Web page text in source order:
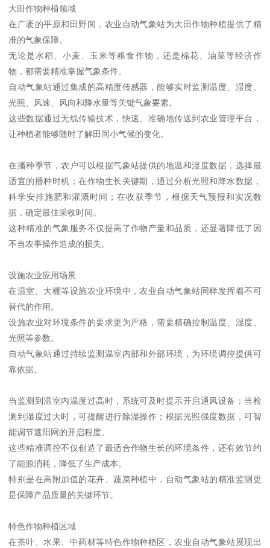
大田作物种植领域
在广袤的平原和田野间，农业自动气象站为大田作物种植提供了精
准的气象保障。
无论是水稻、小麦、玉米等粮食作物，还是棉花、油菜等经济作
物，都需要精准掌握气象条件。
自动气象站通过集成的高精度传感器，能够实时监测温度、湿度、
光照、风速、风向和降水量等关键气象要素。
这些数据通过无线传输技术，快速、准确地传送到农业管理平台，
让种植者能够随时了解田间小气候的变化。
在播种季节，农户可以根据气象站提供的地温和湿度数据，选择最
适宜的播种时机；在作物生长关键期，通过分析光照和降水数据，
科学安排施肥和灌溉时间；在收获季节，根据天气预报和实况数
据，确定最佳采收时间。
这种精准的气象服务不仅提高了作物产量和品质，还显著降低了因
不当农事操作造成的损失。
设施农业应用场景
在温室、大棚等设施农业环境中，农业自动气象站同样发挥着不可
替代的作用。
设施农业对环境条件的要求更为严格，需要精确控制温度、湿度、
光照等参数。
自动气象站通过持续监测温室内部和外部环境，为环境调控提供可
靠依据。
当监测到温室内温度过高时，系统可及时提示开启通风设备；当检
测到湿度过大时，可提醒进行除湿操作；根据光照强度数据，可智
能调节遮阳网的开启程度。
这些精准调控不仅创造了最适合作物生长的环境条件，还有效节约
了能源消耗，降低了生产成本。
特别是在高附加值的花卉、蔬菜种植中，自动气象站的精准监测更
是保障产品质量的关键环节。
特色作物种植区域
在茶叶、水果、中药材等特色作物种植区，农业自动气象站展现出